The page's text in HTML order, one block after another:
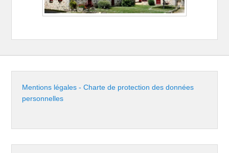
Mentions légales - Charte de protection des données
personnelles